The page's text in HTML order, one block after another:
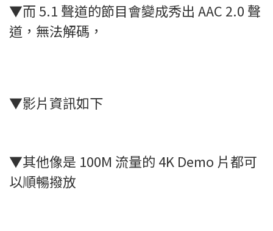
▼而 5.1 聲道的節目會變成秀出 AAC 2.0 聲
道，無法解碼，
▼影片資訊如下
▼其他像是 100M 流量的 4K Demo 片都可
以順暢撥放